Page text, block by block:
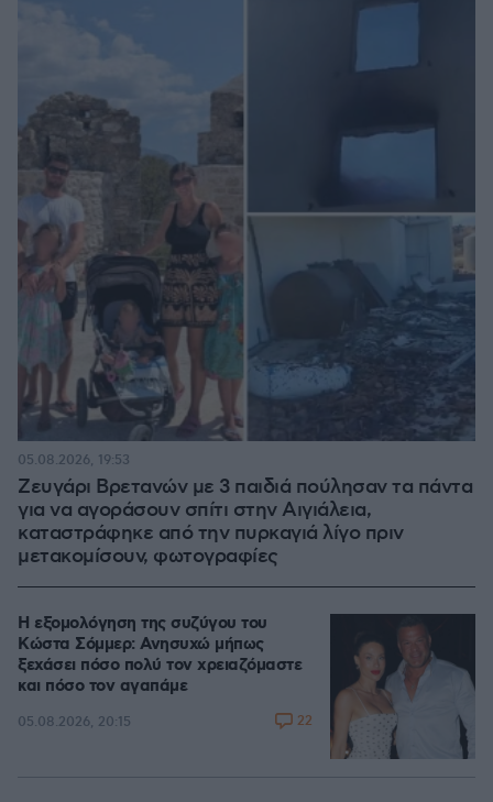
Ζευγάρι Βρετανών με 3 παιδιά πούλησαν τα πάντα
για να αγοράσουν σπίτι στην Αιγιάλεια,
καταστράφηκε από την πυρκαγιά λίγο πριν
μετακομίσουν, φωτογραφίες
05.08.2026, 19:53
Η εξομολόγηση της συζύγου του
Κώστα Σόμμερ: Ανησυχώ μήπως
ξεχάσει πόσο πολύ τον χρειαζόμαστε
και πόσο τον αγαπάμε
05.08.2026, 20:15 22